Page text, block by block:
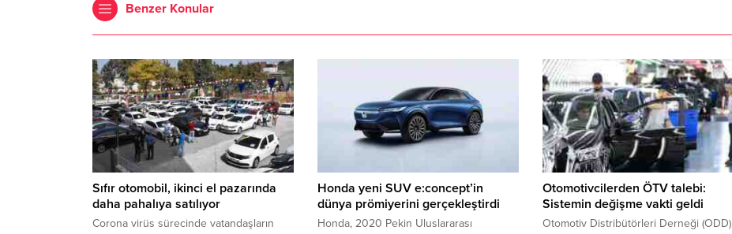
Benzer Konular
Sıfır otomobil, ikinci el pazarında
daha pahalıya satılıyor
Corona virüs sürecinde vatandaşların
Honda yeni SUV e:concept’in
dünya prömiyerini gerçekleştirdi
Honda, 2020 Pekin Uluslararası
Otomotivcilerden ÖTV talebi:
Sistemin değişme vakti geldi
Otomotiv Distribütörleri Derneği (ODD)